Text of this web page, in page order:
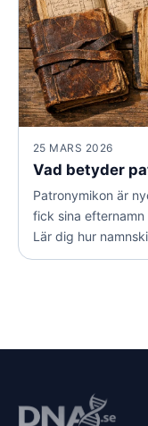
25 MARS 2026
Vad betyder
Patronymikon är
fick sina
Lär dig hur
ändrades mellan